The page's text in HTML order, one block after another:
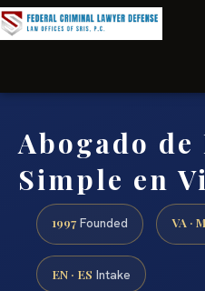
Abogado de
Simple en
1997 Founded VA ·
EN · ES Intake